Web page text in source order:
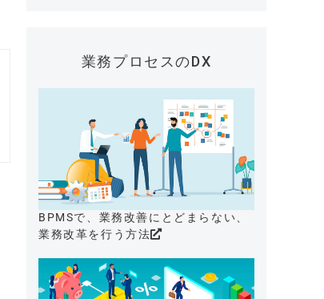
業務プロセスのDX
BPMSで、業務改善にとどまらない、
業務改革を行う方法